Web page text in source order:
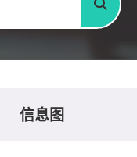
搜寻
信息图